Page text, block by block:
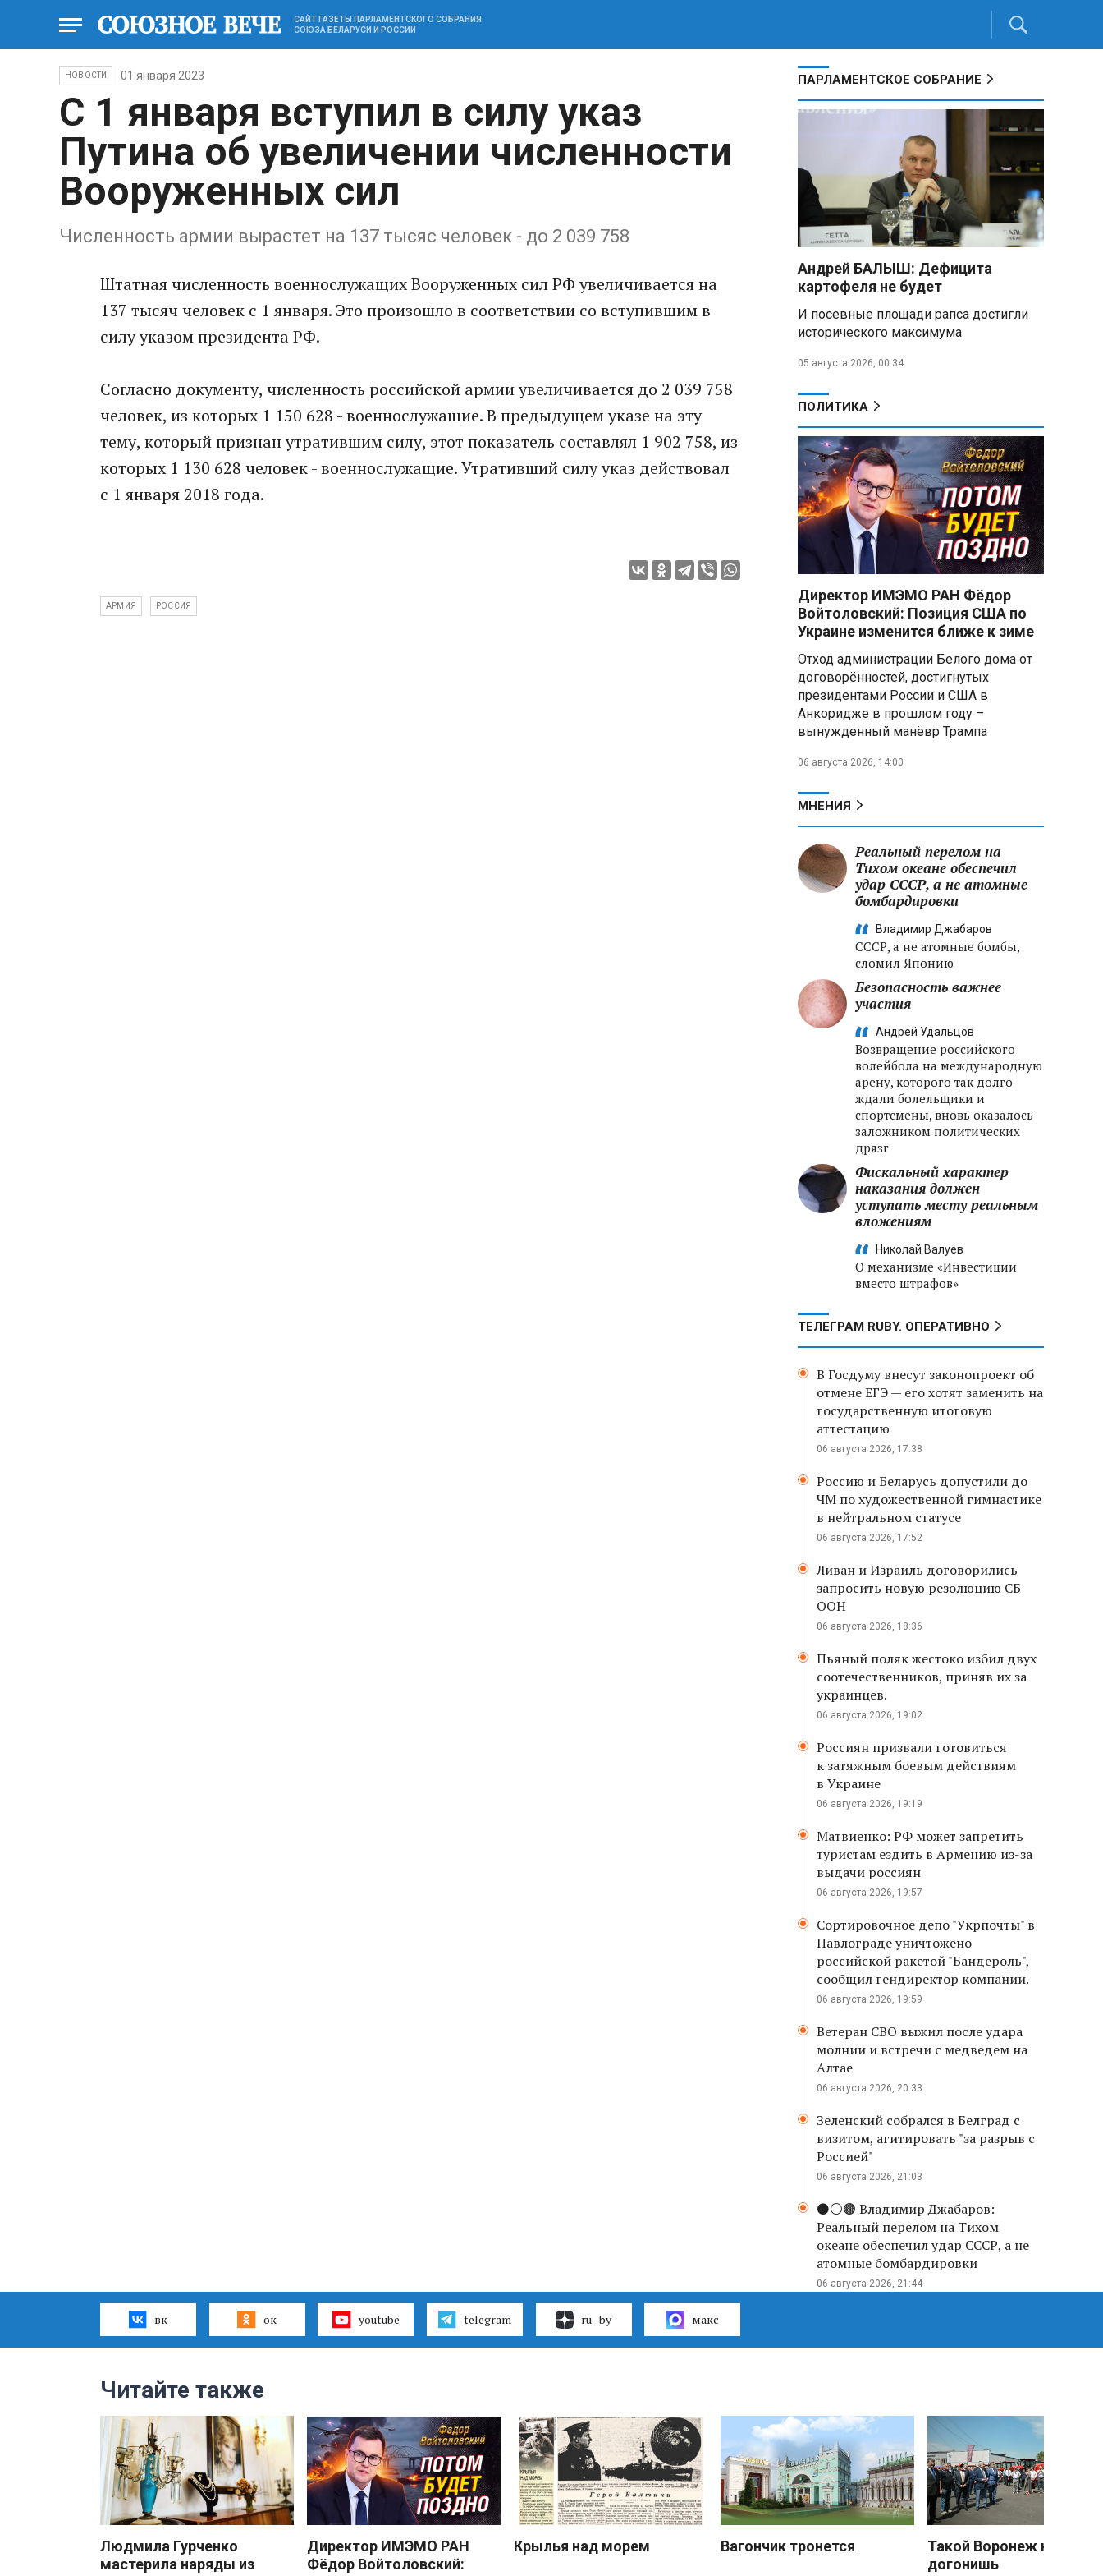
САЙТ ГАЗЕТЫ ПАРЛАМЕНТСКОГО СОБРАНИЯ
СОЮЗА БЕЛАРУСИ И РОССИИ
НОВОСТИ 01 января 2023
С 1 января вступил в силу указ
Путина об увеличении численности
Вооруженных сил
Численность армии вырастет на 137 тысяс человек - до 2 039 758
Штатная численность военнослужащих Вооруженных сил РФ увеличивается на
137 тысяч человек с 1 января. Это произошло в соответствии со вступившим в
силу указом президента РФ.
Согласно документу, численность российской армии увеличивается до 2 039 758
человек, из которых 1 150 628 - военнослужащие. В предыдущем указе на эту
тему, который признан утратившим силу, этот показатель составлял 1 902 758, из
которых 1 130 628 человек - военнослужащие. Утративший силу указ действовал
с 1 января 2018 года.
АРМИЯ РОССИЯ
ПАРЛАМЕНТСКОЕ СОБРАНИЕ
Андрей БАЛЫШ: Дефицита
картофеля не будет
И посевные площади рапса достигли
исторического максимума
05 августа 2026, 00:34
ПОЛИТИКА
Директор ИМЭМО РАН Фёдор
Войтоловский: Позиция США по
Украине изменится ближе к зиме
Отход администрации Белого дома от
договорённостей, достигнутых
президентами России и США в
Анкоридже в прошлом году –
вынужденный манёвр Трампа
06 августа 2026, 14:00
МНЕНИЯ
Реальный перелом на
Тихом океане обеспечил
удар СССР, а не атомные
бомбардировки
Владимир Джабаров
СССР, а не атомные бомбы,
сломил Японию
Безопасность важнее
участия
Андрей Удальцов
Возвращение российского
волейбола на международную
арену, которого так долго
ждали болельщики и
спортсмены, вновь оказалось
заложником политических
дрязг
Фискальный характер
наказания должен
уступать месту реальным
вложениям
Николай Валуев
О механизме «Инвестиции
вместо штрафов»
ТЕЛЕГРАМ RUBY. ОПЕРАТИВНО
В Госдуму внесут законопроект об
отмене ЕГЭ — его хотят заменить на
государственную итоговую
аттестацию
06 августа 2026, 17:38
Россию и Беларусь допустили до
ЧМ по художественной гимнастике
в нейтральном статусе
06 августа 2026, 17:52
Ливан и Израиль договорились
запросить новую резолюцию СБ
ООН
06 августа 2026, 18:36
Пьяный поляк жестоко избил двух
соотечественников, приняв их за
украинцев.
06 августа 2026, 19:02
Россиян призвали готовиться
к затяжным боевым действиям
в Украине
06 августа 2026, 19:19
Матвиенко: РФ может запретить
туристам ездить в Армению из-за
выдачи россиян
06 августа 2026, 19:57
Сортировочное депо "Укрпочты" в
Павлограде уничтожено
российской ракетой "Бандероль",
сообщил гендиректор компании.
06 августа 2026, 19:59
Ветеран СВО выжил после удара
молнии и встречи с медведем на
Алтае
06 августа 2026, 20:33
Зеленский собрался в Белград с
визитом, агитировать "за разрыв с
Россией"
06 августа 2026, 21:03
⚫️⚪️🟤 Владимир Джабаров:
Реальный перелом на Тихом
океане обеспечил удар СССР, а не
атомные бомбардировки
06 августа 2026, 21:44
вк ок youtube telegram ru–by макс
Читайте также
Людмила Гурченко
мастерила наряды из
Директор ИМЭМО РАН
Фёдор Войтоловский:
Крылья над морем Вагончик тронется
Такой Воронеж не
догонишь